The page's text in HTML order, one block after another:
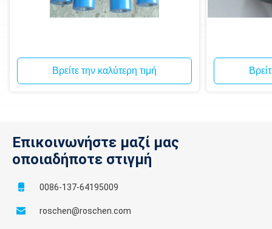
Βρείτε την καλύτερη τιμή
Επικοινωνήστε μαζί μας
οποιαδήποτε στιγμή
0086-137-64195009
roschen@roschen.com